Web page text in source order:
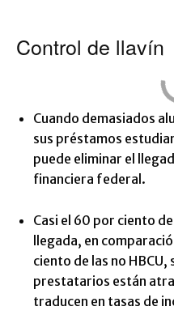
Control de llavín
Cuando demasiados
sus préstamos
puede eliminar el
financiera federal.
Casi el 60 por ciento
llegada, en
ciento de las no HBCU,
prestatarios están
traducen en tasas de